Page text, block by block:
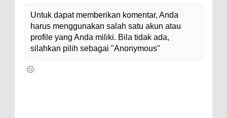
Untuk dapat memberikan komentar, Anda
harus menggunakan salah satu akun atau
profile yang Anda miliki. Bila tidak ada,
silahkan pilih sebagai "Anonymous"